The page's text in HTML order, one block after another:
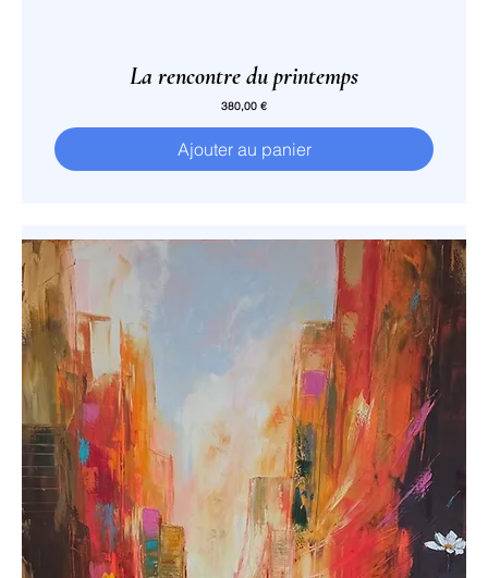
La rencontre du printemps
Prix
380,00 €
Ajouter au panier